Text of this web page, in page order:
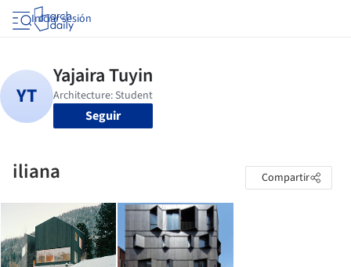
Iniciar sesión
Seguir
iliana Compartir